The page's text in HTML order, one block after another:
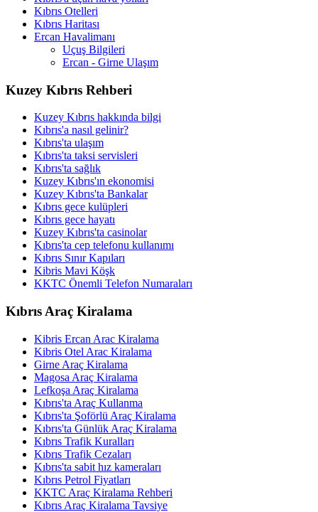
Kıbrıs Otelleri
Kıbrıs Haritası
Ercan Havalimanı
Uçuş Bilgileri
Ercan - Girne Ulaşım
Kuzey Kıbrıs Rehberi
Kuzey Kıbrıs hakkında bilgi
Kıbrıs'a nasıl gelinir?
Kıbrıs'ta ulaşım
Kıbrıs'ta taksi servisleri
Kıbrıs'ta sağlık
Kuzey Kıbrıs'ın ekonomisi
Kuzey Kıbrıs'ta Bankalar
Kıbrıs gece kulüpleri
Kıbrıs gece hayatı
Kuzey Kıbrıs'ta casinolar
Kıbrıs'ta cep telefonu kullanımı
Kıbrıs Sınır Kapıları
Kibris Mavi Köşk
KKTC Önemli Telefon Numaraları
Kıbrıs Araç Kiralama
Kibris Ercan Arac Kiralama
Kibris Otel Arac Kiralama
Girne Araç Kiralama
Magosa Araç Kiralama
Lefkoşa Araç Kiralama
Kıbrıs'ta Araç Kullanma
Kıbrıs'ta Şoförlü Araç Kiralama
Kıbrıs'ta Günlük Araç Kiralama
Kıbrıs Trafik Kuralları
Kıbrıs Trafik Cezaları
Kıbrıs'ta sabit hız kameraları
Kıbrıs Petrol Fiyatları
KKTC Araç Kiralama Rehberi
Kıbrıs Araç Kiralama Tavsiye